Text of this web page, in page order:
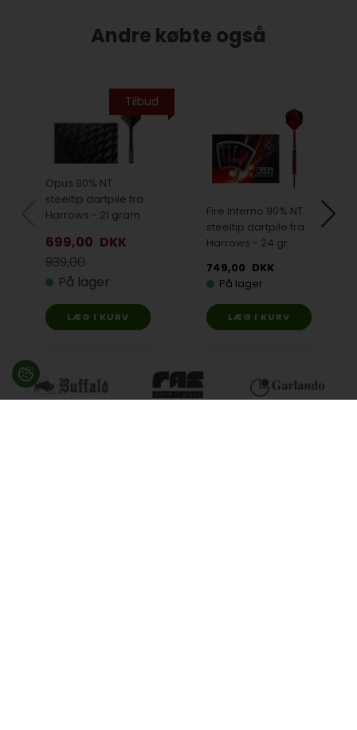
Andre købte også
Tilbud
Opus 90% NT
steeltip dartpile fra
Harrows - 21 gram
699,00 DKK
939,00
På lager
Fire Inferno 90% NT
steeltip dartpile fra
Harrows - 24 gr
749,00 DKK
På lager